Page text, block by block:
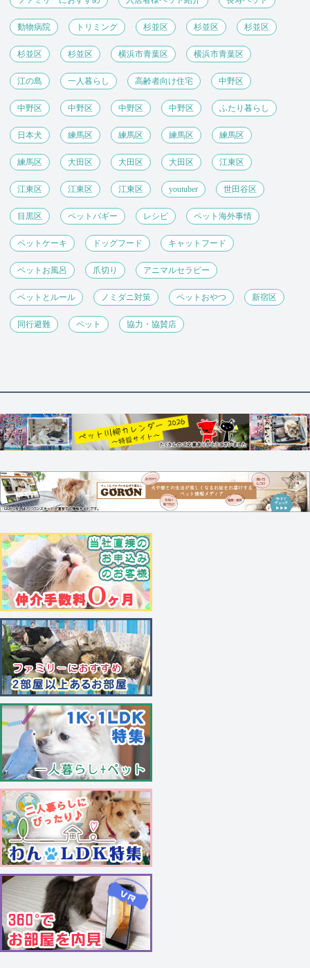
動物病院 トリミング 杉並区 杉並区 杉並区
杉並区 杉並区 横浜市青葉区 横浜市青葉区
江の島 一人暮らし 高齢者向け住宅 中野区
中野区 中野区 中野区 中野区 ふたり暮らし
日本犬 練馬区 練馬区 練馬区 練馬区
練馬区 大田区 大田区 大田区 江東区
江東区 江東区 江東区 youtuber 世田谷区
目黒区 ペットバギー レシピ ペット海外事情
ペットケーキ ドッグフード キャットフード
ペットお風呂 爪切り アニマルセラピー
ペットとルール ノミダニ対策 ペットおやつ 新宿区
同行避難 ペット 協力・協賛店